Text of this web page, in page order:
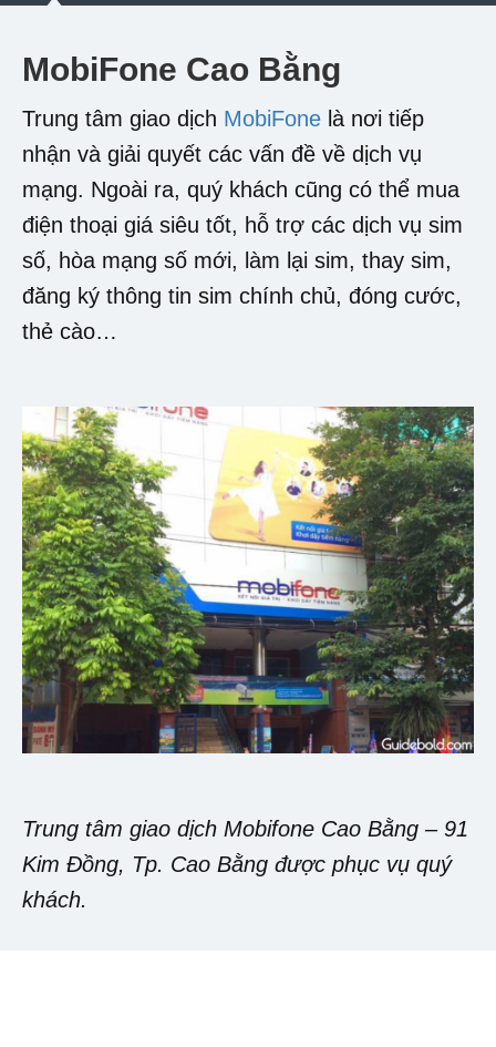
MobiFone Cao Bằng
Trung tâm giao dịch MobiFone là nơi tiếp
nhận và giải quyết các vấn đề về dịch vụ
mạng. Ngoài ra, quý khách cũng có thể mua
điện thoại giá siêu tốt, hỗ trợ các dịch vụ sim
số, hòa mạng số mới, làm lại sim, thay sim,
đăng ký thông tin sim chính chủ, đóng cước,
thẻ cào…
Trung tâm giao dịch Mobifone Cao Bằng – 91
Kim Đồng, Tp. Cao Bằng được phục vụ quý
khách.